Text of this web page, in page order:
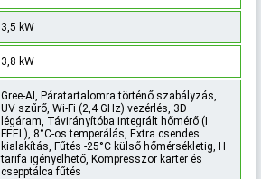
3,5 kW
3,8 kW
Gree-AI, Páratartalomra történő szabályzás,
UV szűrő, Wi-Fi (2,4 GHz) vezérlés, 3D
légáram, Távirányítóba integrált hőmérő (I
FEEL), 8°C-os temperálás, Extra csendes
kialakítás, Fűtés -25°C külső hőmérsékletig, H
tarifa igényelhető, Kompresszor karter és
csepptálca fűtés